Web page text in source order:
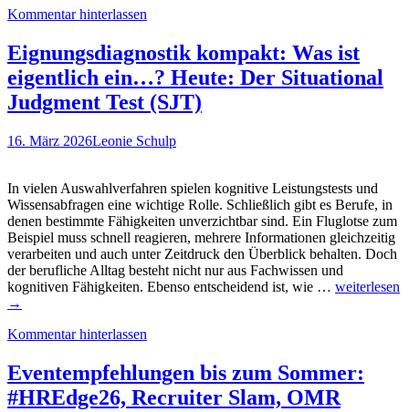
Jansen)
als
1.000
Worte…
Der
Online
Campus.
Assessment
mit
Fotostory…
Kommentar hinterlassen
Eignungsdiagnostik kompakt: Was ist
eigentlich ein…? Heute: Der Situational
Judgment Test (SJT)
16. März 2026Leonie Schulp
In vielen Auswahlverfahren spielen kognitive Leistungstests und
Wissensabfragen eine wichtige Rolle. Schließlich gibt es Berufe, in
denen bestimmte Fähigkeiten unverzichtbar sind. Ein Fluglotse zum
Beispiel muss schnell reagieren, mehrere Informationen gleichzeitig
verarbeiten und auch unter Zeitdruck den Überblick behalten. Doch
der berufliche Alltag besteht nicht nur aus Fachwissen und
kognitiven Fähigkeiten. Ebenso entscheidend ist, wie …
ein…?
Heute:
Der
weiterlesen
→
Kommentar hinterlassen
Eventempfehlungen bis zum Sommer:
#HREdge26, Recruiter Slam, OMR